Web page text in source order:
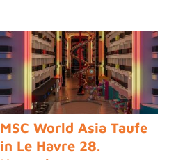
MSC World Asia Taufe
in Le Havre 28.